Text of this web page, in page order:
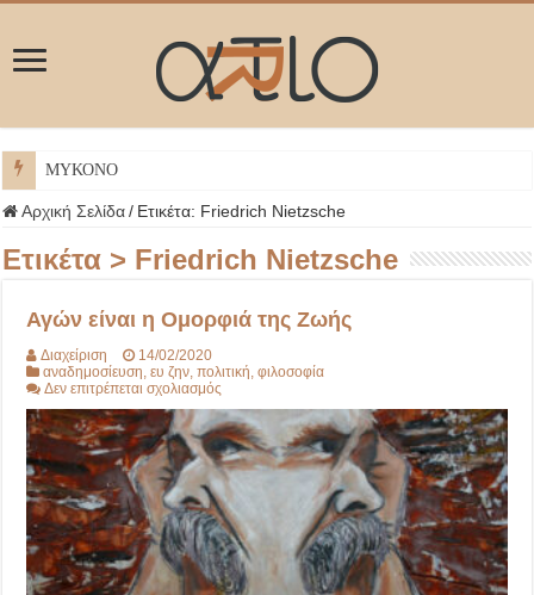
ΜΥΚΟΝΟΣ
Αρχική Σελίδα / Ετικέτα: Friedrich Nietzsche
Ετικέτα > Friedrich Nietzsche
Αγών είναι η Ομορφιά της Ζωής
Διαχείριση
14/02/2020
αναδημοσίευση ,ευ ζην ,πολιτική ,φιλοσοφία
Δεν επιτρέπεται σχολιασμός
είναι
η
Ομορφιά
της
Ζωής